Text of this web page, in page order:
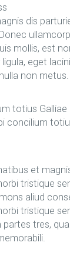
dis
mollis, est
eget
non metus.
totius
concilium
et
tristique
aliud
tristique
tres,